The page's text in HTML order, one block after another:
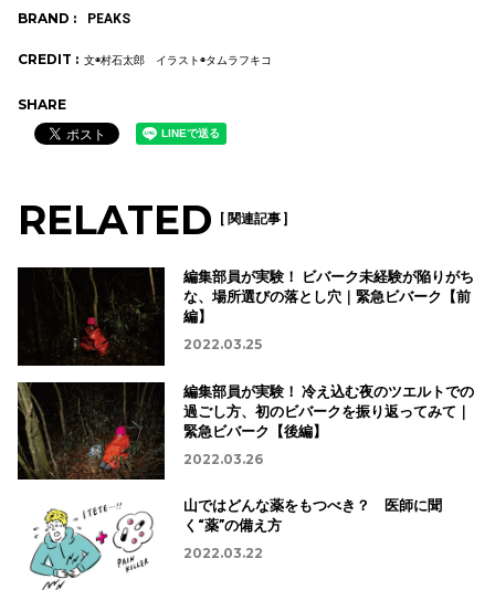
BRAND : PEAKS
CREDIT : 文◉村石太郎 イラスト◉タムラフキコ
SHARE
RELATED [ 関連記事 ]
編集部員が実験！ ビバーク未経験が陥りがち
な、場所選びの落とし穴｜緊急ビバーク【前
編】
2022.03.25
編集部員が実験！ 冷え込む夜のツエルトでの
過ごし方、初のビバークを振り返ってみて｜
緊急ビバーク【後編】
2022.03.26
山ではどんな薬をもつべき？ 医師に聞
く“薬”の備え方
2022.03.22